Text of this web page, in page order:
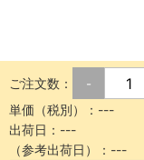
ご注文数： -
単価（税別）： ---
出荷日： ---
（参考出荷日）： ---